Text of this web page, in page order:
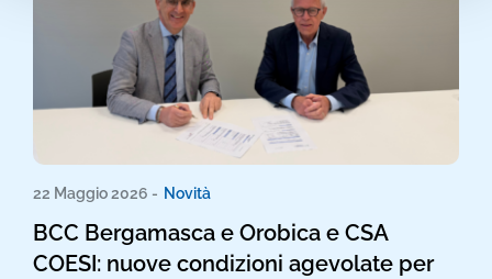
22 Maggio 2026 - Novità
BCC Bergamasca e Orobica e CSA
COESI: nuove condizioni agevolate per